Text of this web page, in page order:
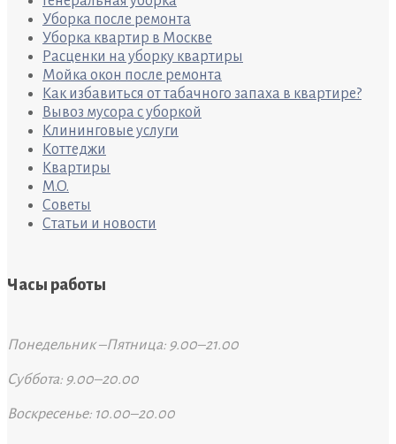
Уборка после ремонта
Уборка квартир в Москве
Расценки на уборку квартиры
Мойка окон после ремонта
Как избавиться от табачного запаха в квартире?
Вывоз мусора с уборкой
Клининговые услуги
Коттеджи
Квартиры
M.O.
Советы
Статьи и новости
Часы работы
Понедельник –Пятница: 9.00–21.00
Суббота: 9.00–20.00
Воскресенье: 10.00–20.00